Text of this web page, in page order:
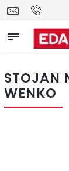
STOJAN
WENKO